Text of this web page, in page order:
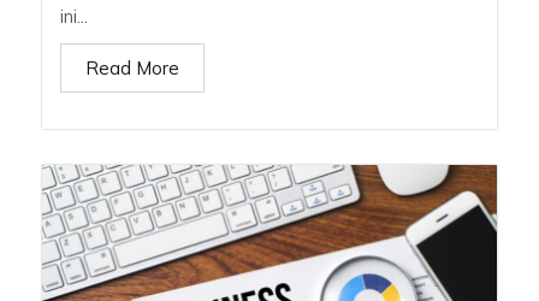
ini...
Read More